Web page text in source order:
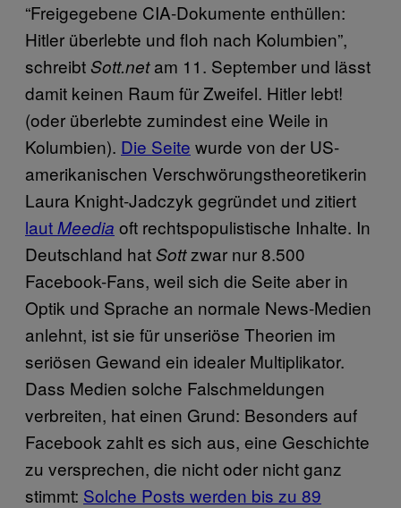
“Freigegebene CIA-Dokumente enthüllen:
Hitler überlebte und floh nach Kolumbien”,
schreibtSott.netam 11. September und lässt
damit keinen Raum für Zweifel. Hitler lebt!
(oder überlebte zumindest eine Weile in
Kolumbien). Die Seite wurde von der US-
amerikanischen Verschwörungstheoretikerin
Laura Knight-Jadczyk gegründet und zitiert
lautMeedia oft rechtspopulistische Inhalte. In
Deutschland hatSottzwar nur 8.500
Facebook-Fans, weil sich die Seite aber in
Optik und Sprache an normale News-Medien
anlehnt, ist sie für unseriöse Theorien im
seriösen Gewand ein idealer Multiplikator.
Dass Medien solche Falschmeldungen
verbreiten, hat einen Grund: Besonders auf
Facebook zahlt es sich aus, eine Geschichte
zu versprechen, die nicht oder nicht ganz
stimmt: Solche Posts werden bis zu 89